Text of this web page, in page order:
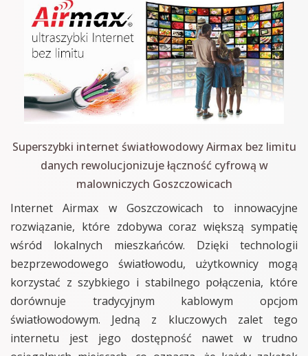
Superszybki internet światłowodowy Airmax bez limitu
danych rewolucjonizuje łączność cyfrową w
malowniczych Goszczowicach
Internet Airmax w Goszczowicach to innowacyjne
rozwiązanie, które zdobywa coraz większą sympatię
wśród lokalnych mieszkańców. Dzięki technologii
bezprzewodowego światłowodu, użytkownicy mogą
korzystać z szybkiego i stabilnego połączenia, które
dorównuje tradycyjnym kablowym opcjom
światłowodowym. Jedną z kluczowych zalet tego
internetu jest jego dostępność nawet w trudno